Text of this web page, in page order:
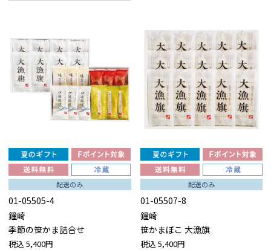
配送のみ
01-05505-4
鐘崎
季節の笹かま詰合せ
税込 5,400円
配送のみ
01-05507-8
鐘崎
笹かまぼこ 大漁旗
税込 5,400円